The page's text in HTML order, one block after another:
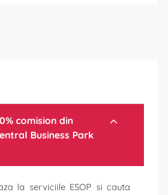
comision din
Business Park
la serviciile ESOP si cauta